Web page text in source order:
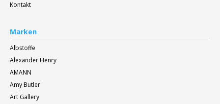
Kontakt
Marken
Albstoffe
Alexander Henry
AMANN
Amy Butler
Art Gallery